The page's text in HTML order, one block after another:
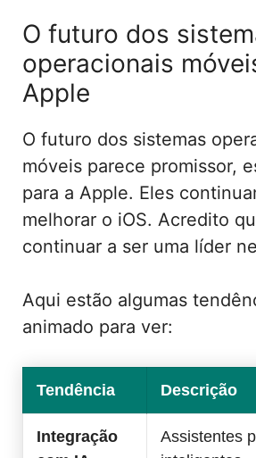
O futuro dos
operacionais
Apple
O futuro dos sistemas
móveis parece promissor,
para a Apple. Eles
melhorar o iOS. Acredito
continuar a ser uma líder
Aqui estão algumas
animado para ver:
Tendência Descrição
Integração
Assistentes